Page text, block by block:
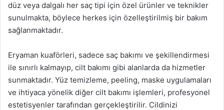
düz veya dalgalı her saç tipi için özel ürünler ve teknikler
sunulmakta, böylece herkes için özelleştirilmiş bir bakım
sağlanmaktadır.
Eryaman kuaförleri, sadece saç bakımı ve şekillendirmesi
ile sınırlı kalmayıp, cilt bakımı gibi alanlarda da hizmetler
sunmaktadır. Yüz temizleme, peeling, maske uygulamaları
ve ihtiyaca yönelik diğer cilt bakımı işlemleri, profesyonel
estetisyenler tarafından gerçekleştirilir. Cildinizi